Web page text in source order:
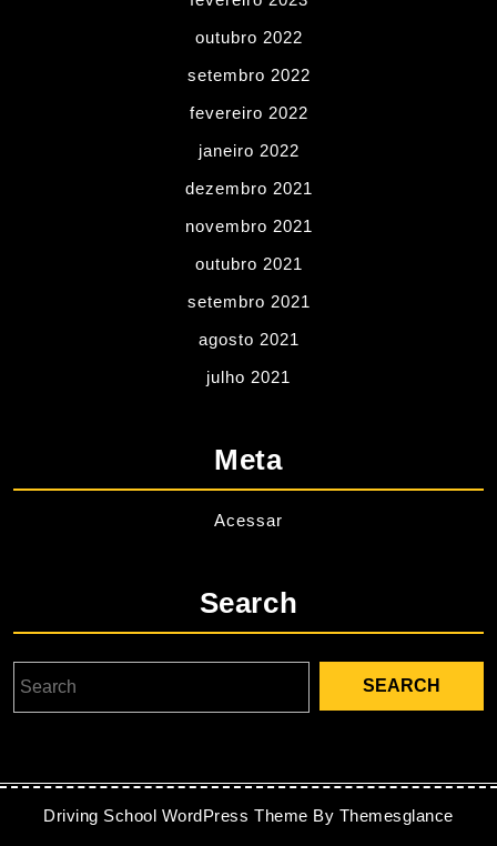
outubro 2022
setembro 2022
fevereiro 2022
janeiro 2022
dezembro 2021
novembro 2021
outubro 2021
setembro 2021
agosto 2021
julho 2021
Meta
Acessar
Search
Driving School WordPress Theme By Themesglance